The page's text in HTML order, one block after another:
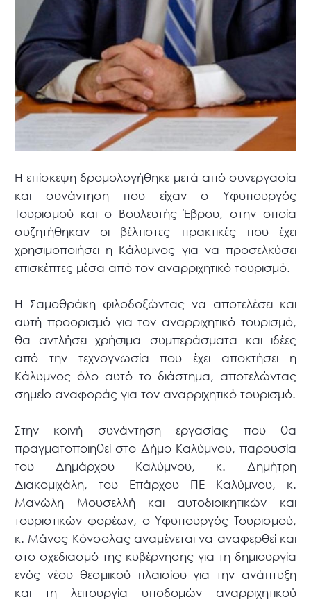
Η επίσκεψη δρομολογήθηκε μετά από συνεργασία
και συνάντηση που είχαν ο Υφυπουργός
Τουρισμού και ο Βουλευτής Έβρου, στην οποία
συζητήθηκαν οι βέλτιστες πρακτικές που έχει
χρησιμοποιήσει η Κάλυμνος για να προσελκύσει
επισκέπτες μέσα από τον αναρριχητικό τουρισμό.
Η Σαμοθράκη φιλοδοξώντας να αποτελέσει και
αυτή προορισμό για τον αναρριχητικό τουρισμό,
θα αντλήσει χρήσιμα συμπεράσματα και ιδέες
από την τεχνογνωσία που έχει αποκτήσει η
Κάλυμνος όλο αυτό το διάστημα, αποτελώντας
σημείο αναφοράς για τον αναρριχητικό τουρισμό.
Στην κοινή συνάντηση εργασίας που θα
πραγματοποιηθεί στο Δήμο Καλύμνου, παρουσία
του Δημάρχου Καλύμνου, κ. Δημήτρη
Διακομιχάλη, του Επάρχου ΠΕ Καλύμνου, κ.
Μανώλη Μουσελλή και αυτοδιοικητικών και
τουριστικών φορέων, ο Υφυπουργός Τουρισμού,
κ. Μάνος Κόνσολας αναμένεται να αναφερθεί και
στο σχεδιασμό της κυβέρνησης για τη δημιουργία
ενός νέου θεσμικού πλαισίου για την ανάπτυξη
και τη λειτουργία υποδομών αναρριχητικού